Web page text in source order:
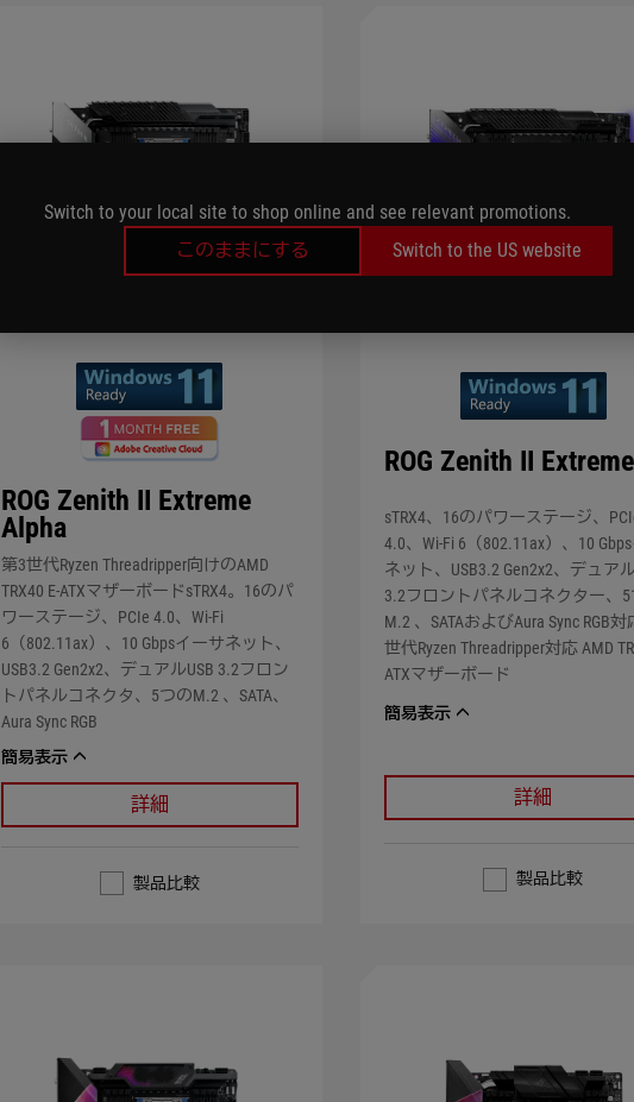
Switch to your local site to shop online and see relevant promotions.
このままにする
Switch to the US website
ROG Zenith II Extreme
Alpha
第3世代Ryzen Threadripper向けのAMD
TRX40 E-ATXマザーボードsTRX4。16のパ
ワーステージ、PCIe 4.0、Wi-Fi
6（802.11ax）、10 Gbpsイーサネット、
USB3.2 Gen2x2、デュアルUSB 3.2フロン
トパネルコネクタ、5つのM.2 、SATA、
Aura Sync RGB
簡易表示
詳細
製品比較
ROG Zenith II Extreme
sTRX4、16のパワーステージ、
4.0、Wi-Fi 6（802.11ax）、10
ネット、USB3.2 Gen2x2、デュア
3.2フロントパネルコネクター、
M.2 、SATAおよびAura Sync RGB
世代Ryzen Threadripper対応 AMD
ATXマザーボード
簡易表示
詳細
製品比較